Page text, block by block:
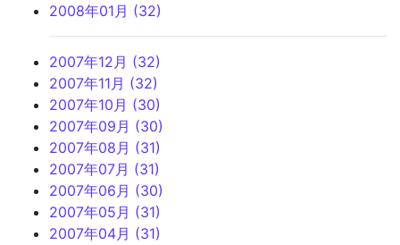
2008年01月 (32)
2007年12月 (32)
2007年11月 (32)
2007年10月 (30)
2007年09月 (30)
2007年08月 (31)
2007年07月 (31)
2007年06月 (30)
2007年05月 (31)
2007年04月 (31)